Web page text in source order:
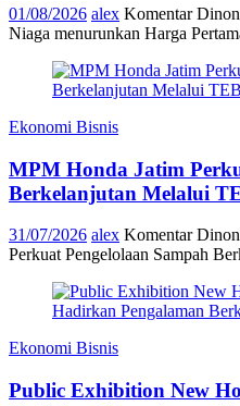
01/08/2026 alex Komentar
Niaga menurunkan Harga
Ekonomi Bisnis
MPM Honda Jatim
Berkelanjutan Melalui
31/07/2026 alex Komentar
Perkuat Pengelolaan Sampah
Ekonomi Bisnis
Public Exhibition New